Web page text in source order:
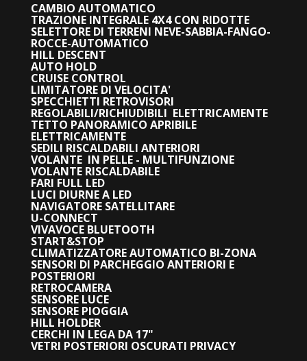
CAMBIO AUTOMATICO
TRAZIONE INTEGRALE 4X4 CON RIDOTTE
SELETTORE DI TERRENI NEVE-SABBIA-FANGO-
ROCCE-AUTOMATICO
HILL DESCENT
AUTO HOLD
CRUISE CONTROL
LIMITATORE DI VELOCITA'
SPECCHIETTI RETROVISORI
REGOLABILI/RICHIUDIBILI ELETTRICAMENTE
TETTO PANORAMICO APRIBILE
ELETTRICAMENTE
SEDILI RISCALDABILI ANTERIORI
VOLANTE IN PELLE - MULTIFUNZIONE
VOLANTE RISCALDABILE
FARI FULL LED
LUCI DIURNE A LED
NAVIGATORE SATELLITARE
U-CONNECT
VIVAVOCE BLUETOOTH
START&STOP
CLIMATIZZATORE AUTOMATICO BI-ZONA
SENSORI DI PARCHEGGIO ANTERIORI E
POSTERIORI
RETROCAMERA
SENSORE LUCE
SENSORE PIOGGIA
HILL HOLDER
CERCHI IN LEGA DA 17"
VETRI POSTERIORI OSCURATI PRIVACY